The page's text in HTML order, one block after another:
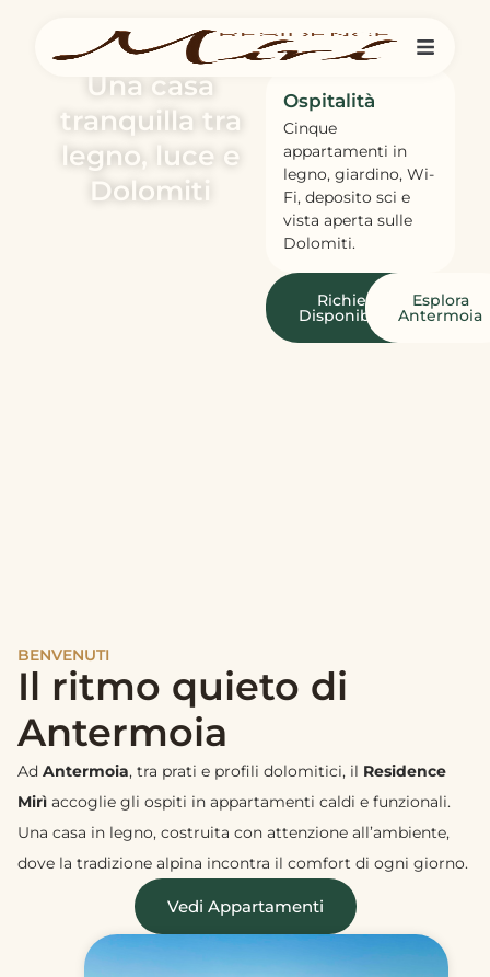
Una casa
tranquilla tra
legno, luce e
Dolomiti
Ospitalità
Cinque
appartamenti in
legno, giardino, Wi-
Fi, deposito sci e
vista aperta sulle
Dolomiti.
Richiedi
Disponibilità
Esplora
Antermoia
BENVENUTI
Il ritmo quieto di
Antermoia
Ad Antermoia, tra prati e profili dolomitici, il Residence
Mirì accoglie gli ospiti in appartamenti caldi e funzionali.
Una casa in legno, costruita con attenzione all’ambiente,
dove la tradizione alpina incontra il comfort di ogni giorno.
Vedi Appartamenti